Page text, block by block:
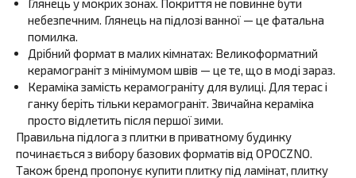
небезпечним. Глянець на підлозі ванної — це фатальна
помилка.
Дрібний формат в малих кімнатах: Великоформатний
керамограніт з мінімумом швів — це те, що в моді зараз.
Кераміка замість керамограніту для вулиці. Для терас і
ганку беріть тільки керамограніт. Звичайна кераміка
просто відлетить після першої зими.
Правильна підлога з плитки в приватному будинку
починається з вибору базових форматів від OPOCZNO.
Також бренд пропонує купити плитку під ламінат, плитку